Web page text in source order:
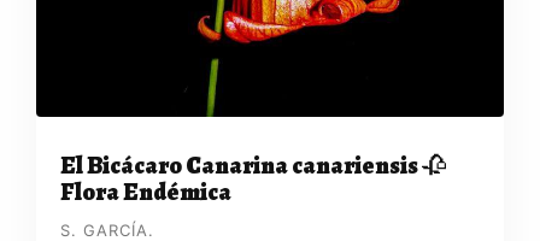
El Bicácaro Canarina canariensis 🥀
Flora Endémica
S. GARCÍA.